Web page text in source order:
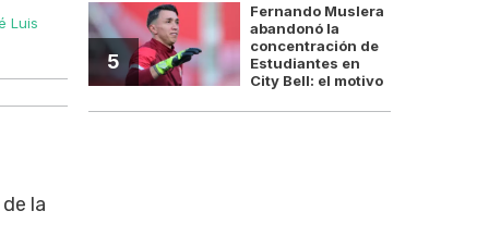
Luis
Adrián Ravier anunció nuevas inversiones para el
la
5
Fernando Muslera
abandonó la
concentración de
Estudiantes en
City Bell: el motivo